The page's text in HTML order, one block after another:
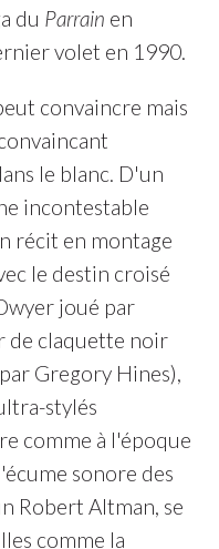
du Parrain en
volet en 1990.
convaincre mais
le blanc. D'un
incontestable
récit en montage
le destin croisé
joué par
de claquette noir
Gregory Hines),
stylés
comme à l'époque
sonore des
Robert Altman, se
comme la